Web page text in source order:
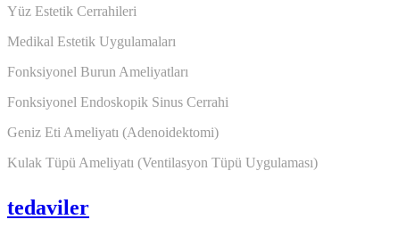
Yüz Estetik Cerrahileri
Medikal Estetik Uygulamaları
Fonksiyonel Burun Ameliyatları
Fonksiyonel Endoskopik Sinus Cerrahi
Geniz Eti Ameliyatı (Adenoidektomi)
Kulak Tüpü Ameliyatı (Ventilasyon Tüpü Uygulaması)
tedaviler